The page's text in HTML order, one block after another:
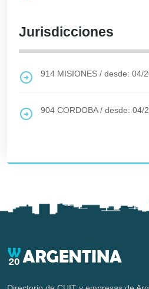
Jurisdicciones
914 MISIONES / desde: 04/
904 CORDOBA/ desde: 04/